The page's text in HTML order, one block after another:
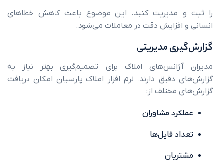
مدیریت کنید. این موضوع باعث کاهش خطاهای
دقت در معاملات می‌شود.
مدیریتی
املاک برای تصمیم‌گیری بهتر نیاز به
دارند. نرم افزار املاک پارسیان امکان دریافت
از:
مشاوران
فایل‌ها